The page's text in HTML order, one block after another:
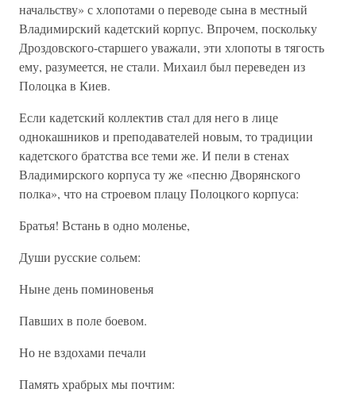
начальству» с хлопотами о переводе сына в местный
Владимирский кадетский корпус. Впрочем, поскольку
Дроздовского-старшего уважали, эти хлопоты в тягость
ему, разумеется, не стали. Михаил был переведен из
Полоцка в Киев.
Если кадетский коллектив стал для него в лице
однокашников и преподавателей новым, то традиции
кадетского братства все теми же. И пели в стенах
Владимирского корпуса ту же «песню Дворянского
полка», что на строевом плацу Полоцкого корпуса:
Братья! Встань в одно моленье,
Души русские сольем:
Ныне день поминовенья
Павших в поле боевом.
Но не вздохами печали
Память храбрых мы почтим: